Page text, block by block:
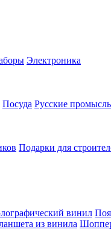
Электроника
Посуда Русские
Подарки для
винил
из винила